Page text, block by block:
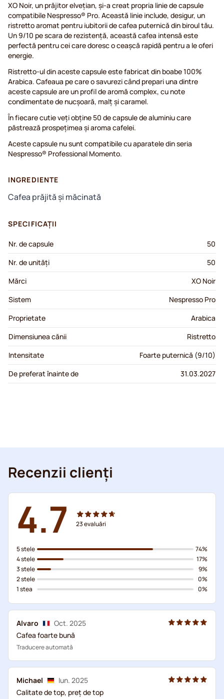
XO Noir, un prăjitor elvețian, și-a creat propria linie de capsule
compatibile Nespresso® Pro. Această linie include, desigur, un
ristretto aromat pentru iubitorii de cafea puternică din biroul tău.
Un 9/10 pe scara de rezistență, această cafea intensă este
perfectă pentru cei care doresc o ceașcă rapidă pentru a le oferi
energie.
Ristretto-ul din aceste capsule este fabricat din boabe 100%
Arabica. Cafeaua pe care o savurezi când prepari una dintre
aceste capsule are un profil de aromă complex, cu note
condimentate de nucșoară, malț și caramel.
În fiecare cutie veți obține 50 de capsule de aluminiu care
păstrează prospețimea și aroma cafelei.
Aceste capsule nu sunt compatibile cu aparatele din seria
Nespresso® Professional Momento.
INGREDIENTE
Cafea prăjită și măcinată
SPECIFICAȚII
Nr. de capsule
50
Nr. de unități
50
Mărci
XO Noir
Sistem
Nespresso Pro
Proprietate
Arabica
Dimensiunea cănii
Ristretto
Intensitate
Foarte puternică (9/10)
De preferat înainte de
31.03.2027
Recenzii clienți
4.7 23evaluări
5 stele
4 stele
3 stele
2 stele
1 stea
74%
17%
9%
0%
0%
Alvaro
Oct. 2025
Cafea foarte bună
Traducere automată
Michael
Iun. 2025
Calitate de top, preț de top